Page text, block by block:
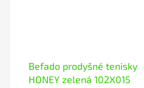
Befado prodyšné tenisky
HONEY zelená 102X015